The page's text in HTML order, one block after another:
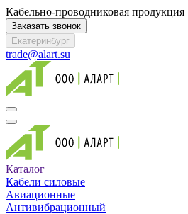
Кабельно-проводниковая продукция
Заказать звонок
Екатеринбург
trade@alart.su
Каталог
Кабели силовые
Авиационные
Антивибрационный